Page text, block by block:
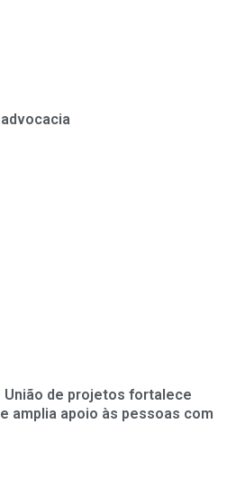
União de projetos fortalece
amplia apoio às pessoas com